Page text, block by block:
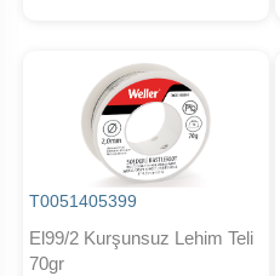
T0051405399
El99/2 Kurşunsuz Lehim Teli
70gr